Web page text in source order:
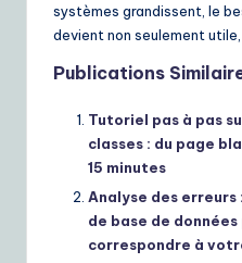
systèmes grandissent, le
devient non seulement
Publications
Tutoriel pas à pas
classes : du page
15 minutes
Analyse des erreurs
de base de
correspondre à